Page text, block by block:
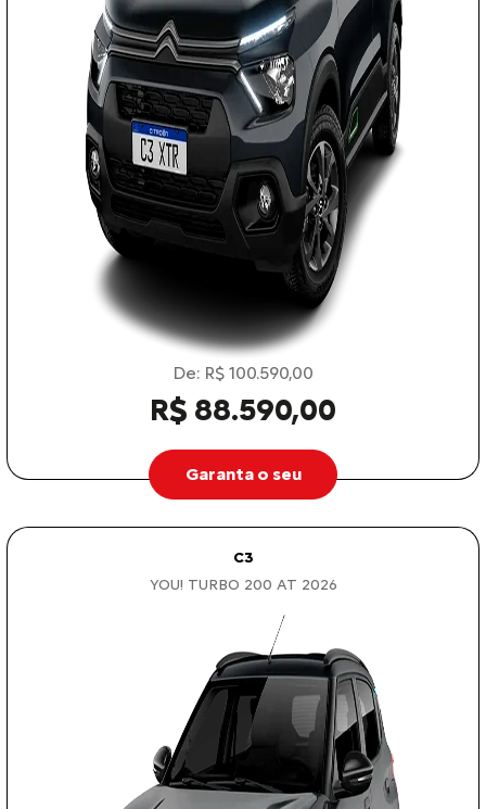
De: R$ 100.590,00
R$ 88.590,00
Garanta o seu
C3
YOU! TURBO 200 AT 2026